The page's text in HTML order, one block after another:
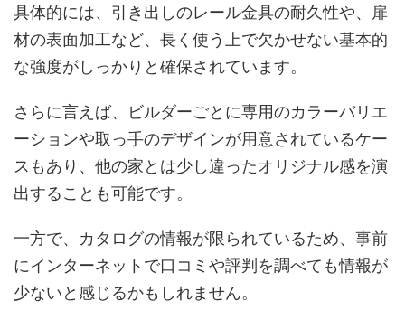
具体的には、引き出しのレール金具の耐久性や、扉
材の表面加工など、長く使う上で欠かせない基本的
な強度がしっかりと確保されています。
さらに言えば、ビルダーごとに専用のカラーバリエ
ーションや取っ手のデザインが用意されているケー
スもあり、他の家とは少し違ったオリジナル感を演
出することも可能です。
一方で、カタログの情報が限られているため、事前
にインターネットで口コミや評判を調べても情報が
少ないと感じるかもしれません。